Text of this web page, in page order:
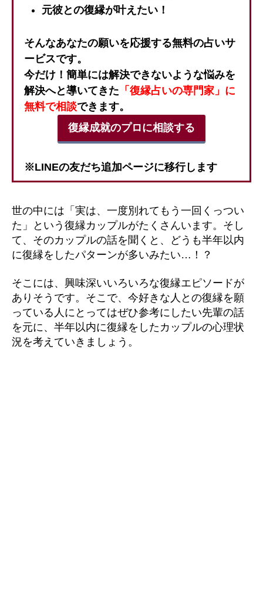
元彼との復縁が叶えたい！
そんなあなたの願いを応援する無料の占いサ
ービスです。
今だけ！簡単には解決できないような悩みを
解決へと導いてきた 「復縁占いの専門家」に
無料で相談できます。
復縁成就のプロに相談する
※LINEの友だち追加ページに移行します
世の中には「実は、一度別れてもう一回くっつい
た」という復縁カップルがたくさんいます。そし
て、そのカップルの話を聞くと、どうも半年以内
に復縁をしたパターンが多いみたい…！？
そこには、興味深いいろいろな復縁エピソードが
ありそうです。そこで、今好きな人との復縁を願
っている人にとってはぜひ参考にしたい先輩の話
を元に、半年以内に復縁をしたカップルの心理状
況を考えていきましょう。